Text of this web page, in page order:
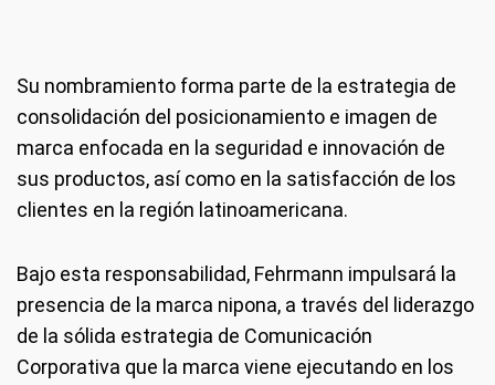
Su nombramiento forma parte de la estrategia de
consolidación del posicionamiento e imagen de
marca enfocada en la seguridad e innovación de
sus productos, así como en la satisfacción de los
clientes en la región latinoamericana.
Bajo esta responsabilidad, Fehrmann impulsará la
presencia de la marca nipona, a través del liderazgo
de la sólida estrategia de Comunicación
Corporativa que la marca viene ejecutando en los